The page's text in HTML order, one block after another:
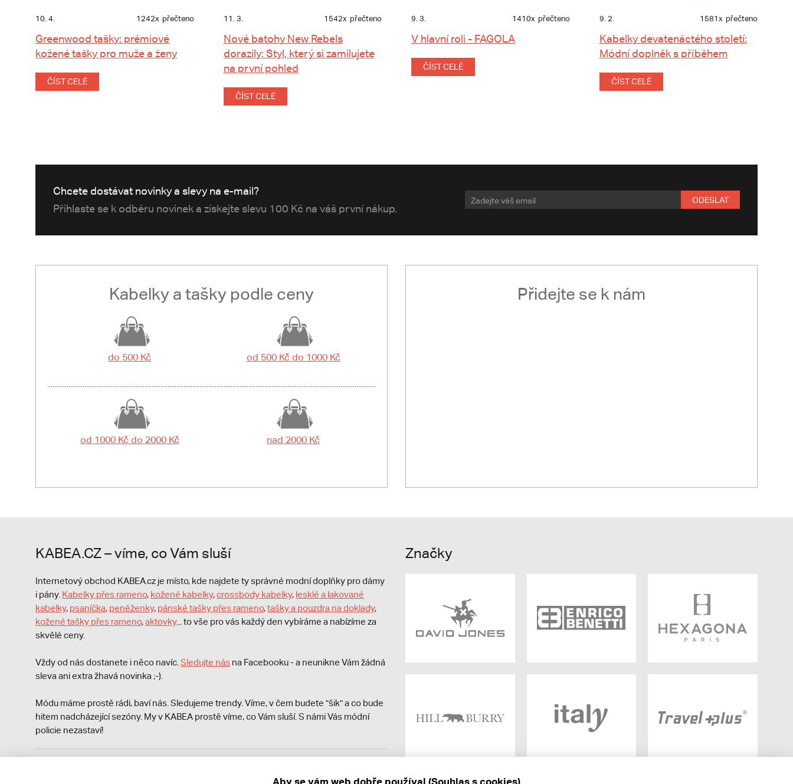
10. 4. 1242x přečteno
Greenwood tašky: prémiové
kožené tašky pro muže a ženy
ČÍST CELÉ
11. 3. 1542x přečteno
Nové batohy New Rebels
dorazily: Styl, který si zamilujete
na první pohled
ČÍST CELÉ
9. 3. 1410x přečteno
V hlavní roli - FAGOLA
ČÍST CELÉ
9. 2. 1581x přečteno
Kabelky devatenáctého století:
Módní doplněk s příběhem
ČÍST CELÉ
Chcete dostávat novinky a slevy na e-mail?
Přihlaste se k odběru novinek a získejte slevu 100 Kč na váš první nákup.
ODESLAT
Kabelky a tašky podle ceny
do 500 Kč od 500 Kč do 1000 Kč
od 1000 Kč do 2000 Kč nad 2000 Kč
Přidejte se k nám
KABEA.CZ – víme, co Vám sluší
Internetový obchod KABEA.cz je místo, kde najdete ty správné modní doplňky pro dámy
i pány. Kabelky přes rameno, kožené kabelky,crossbody kabelky, lesklé a lakované
kabelky, psaníčka, peněženky, pánské tašky přes rameno,tašky a pouzdra na doklady,
kožené tašky přes rameno,aktovky... to vše pro vás každý den vybíráme a nabízíme za
skvělé ceny.
Vždy od nás dostanete i něco navíc. Sledujte nás na Facebooku - a neunikne Vám žádná
sleva ani extra žhavá novinka ;-).
Módu máme prostě rádi, baví nás. Sledujeme trendy. Víme, v čem budete "šik" a co bude
hitem nadcházející sezóny. My v KABEA prostě víme, co Vám sluší. S námi Vás módní
policie nezastaví!
Zároveň je povinen zaevidovat přijatou tržbu u správce daně online; v případě
Značky
Aby se vám web dobře používal (Souhlas s cookies)